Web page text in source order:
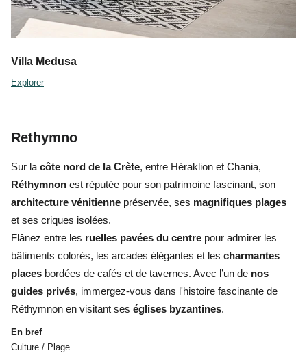
Villa Medusa
Explorer
Rethymno
Sur la côte nord de la Crète, entre Héraklion et Chania,
Réthymnon est réputée pour son patrimoine fascinant, son
architecture vénitienne préservée, ses magnifiques plages
et ses criques isolées.
Flânez entre les ruelles pavées du centre pour admirer les
bâtiments colorés, les arcades élégantes et les charmantes
places bordées de cafés et de tavernes. Avec l’un de nos
guides privés, immergez-vous dans l'histoire fascinante de
Réthymnon en visitant ses églises byzantines.
En bref
Culture / Plage